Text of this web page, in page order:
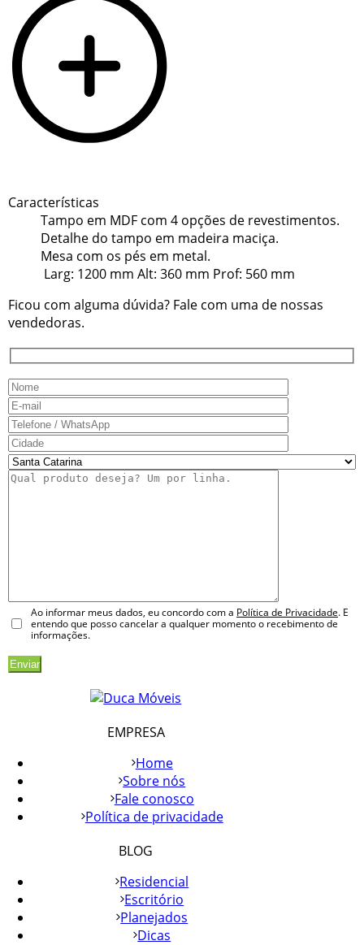
Características
Tampo em MDF com 4 opções de revestimentos.
Detalhe do tampo em madeira maciça.
Mesa com os pés em metal.
Larg: 1200 mm Alt: 360 mm Prof: 560 mm
Ficou com alguma dúvida? Fale com uma de nossas
vendedoras.
Ao informar meus dados, eu concordo com a Política de Privacidade. E
entendo que posso cancelar a qualquer momento o recebimento de
informações.
EMPRESA
Home
Sobre nós
Fale conosco
Política de privacidade
BLOG
Residencial
Escritório
Planejados
Dicas